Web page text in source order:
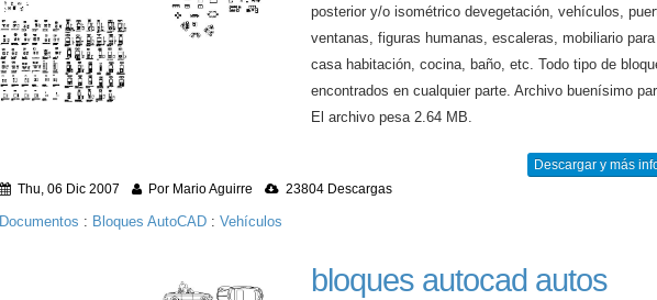
posterior y/o isométrico devegetación, vehículos,
ventanas, figuras humanas, escaleras, mobiliario
casa habitación, cocina, baño, etc. Todo tipo de
encontrados en cualquier parte. Archivo buenísimo
El archivo pesa 2.64 MB.
Descargar y más
Thu, 06 Dic 2007 Por Mario Aguirre 23804 Descargas
Documentos : Bloques AutoCAD : Vehículos
bloques autocad autos